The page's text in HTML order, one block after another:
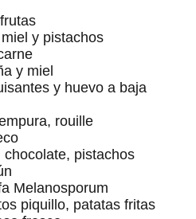
y pistachos
y miel
y huevo a baja
rouille
pistachos
Melanosporum
piquillo, patatas fritas